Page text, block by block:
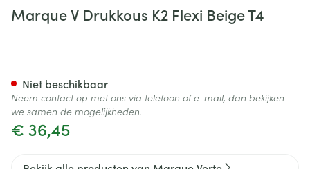
Marque V Drukkous K2 Flexi Beige T4
€ 36,45
Niet beschikbaar
Neem contact op met ons via telefoon of e-mail, dan bekijken
we samen de mogelijkheden.